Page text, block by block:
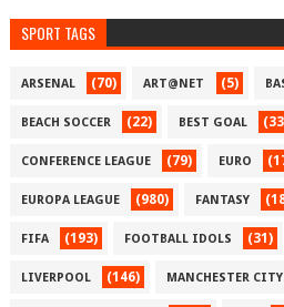
SPORT TAGS
ARSENAL (70) ART@NET (5)
BEACH SOCCER (22) BEST GOAL
CONFERENCE LEAGUE (79) EURO
EUROPA LEAGUE (980) FANTASY
FIFA (193) FOOTBALL IDOLS (31)
LIVERPOOL (146) MANCHESTER CITY